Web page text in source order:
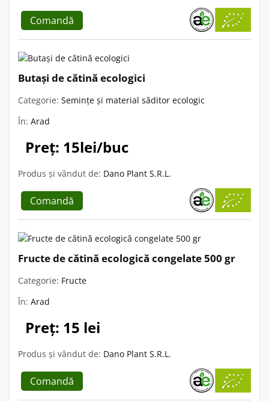
Comandă
Butași de cătină ecologici
Categorie: Semințe și material săditor ecologic
În: Arad
Preț: 15lei/buc
Produs și vândut de: Dano Plant S.R.L.
Comandă
Fructe de cătină ecologică congelate 500 gr
Categorie: Fructe
În: Arad
Preț: 15 lei
Produs și vândut de: Dano Plant S.R.L.
Comandă